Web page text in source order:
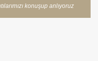
konuşup anlıyoruz